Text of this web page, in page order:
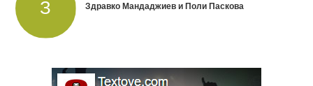
Здравко Мандаджиев и Поли Паскова